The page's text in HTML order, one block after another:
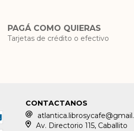
PAGÁ COMO QUIERAS
Tarjetas de crédito o efectivo
CONTACTANOS
Av. Directorio 115, Caballito